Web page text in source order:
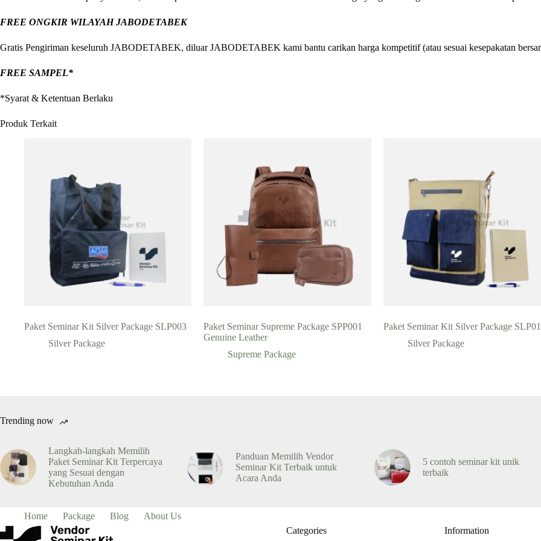
FREE ONGKIR WILAYAH JABODETABEK
Gratis Pengiriman keseluruh JABODETABEK, diluar JABODETABEK kami bantu carikan harga kompetitif (atau sesuai kesepakatan
FREE SAMPEL*
*Syarat & Ketentuan Berlaku
Produk Terkait
Paket Seminar Kit Silver Package SLP003
Silver Package
Paket Seminar Supreme Package SPP001
Genuine Leather
Supreme Package
Paket Seminar Kit Silver Package
Silver Package
Trending now
Langkah-langkah Memilih
Paket Seminar Kit Terpercaya
yang Sesuai dengan
Kebutuhan Anda
Panduan Memilih Vendor
Seminar Kit Terbaik untuk
Acara Anda
5 contoh seminar kit unik
terbaik
Home Package Blog
About Us
Categories
Information